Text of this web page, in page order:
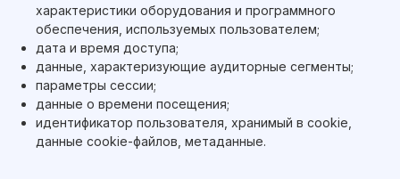
характеристики оборудования и программного
обеспечения, используемых пользователем;
дата и время доступа;
данные, характеризующие аудиторные сегменты;
параметры сессии;
данные о времени посещения;
идентификатор пользователя, хранимый в cookie,
данные cookie-файлов, метаданные.